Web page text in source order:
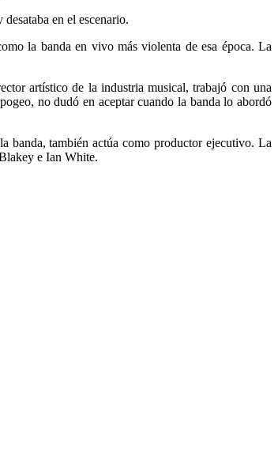
en el escenario.
la banda en vivo más violenta de esa época. La
artístico de la industria musical, trabajó con una
no dudó en aceptar cuando la banda lo abordó
banda, también actúa como productor ejecutivo. La
e Ian White.